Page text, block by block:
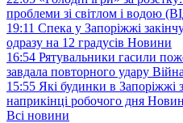
проблеми зі світлом і водою
19:11 Спека у Запоріжжі
одразу на 12 градусів Новини
16:54 Рятувальники гасили
завдала повторного удару Війна
15:55 Які будинки в Запоріжжі
наприкінці робочого дня
Всі новини